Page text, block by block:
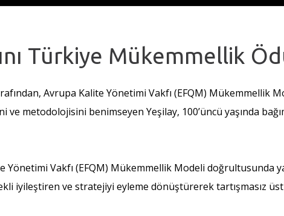
Türkiye Mükemmellik
Avrupa Kalite Yönetimi Vakfı (EFQM) Mükemmellik
ve metodolojisini benimseyen Yeşilay, 100’üncü yaşında
Vakfı (EFQM) Mükemmellik Modeli doğrultusunda
iyileştiren ve stratejiyi eyleme dönüştürerek tartışmasız